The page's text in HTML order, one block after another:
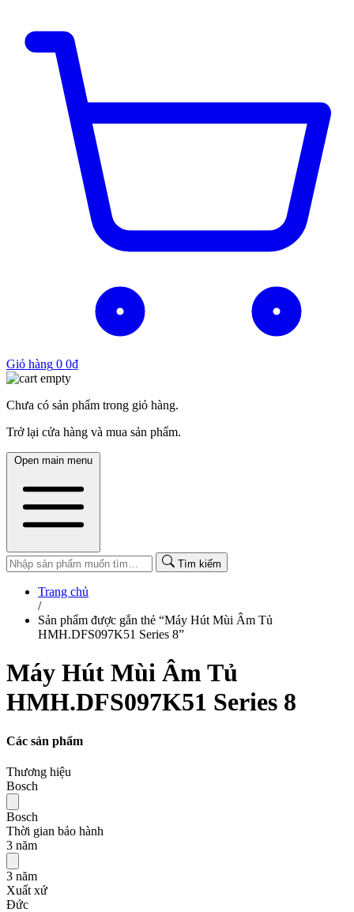
Giỏ hàng 0 0₫
Chưa có sản phẩm trong giỏ hàng.
Trở lại cửa hàng và mua sản phẩm.
Open main menu
Tìm kiếm
Trang chủ
/
Sản phẩm được gắn thẻ “Máy Hút Mùi Âm Tủ
HMH.DFS097K51 Series 8”
Máy Hút Mùi Âm Tủ
HMH.DFS097K51 Series 8
Các sản phẩm
Thương hiệu
Bosch
Bosch
Thời gian bảo hành
3 năm
3 năm
Xuất xứ
Đức